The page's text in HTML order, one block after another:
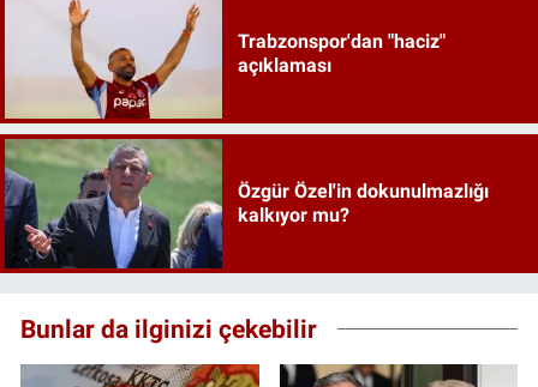
Trabzonspor'dan "haciz"
açıklaması
Özgür Özel'in dokunulmazlığı
kalkıyor mu?
Bunlar da ilginizi çekebilir